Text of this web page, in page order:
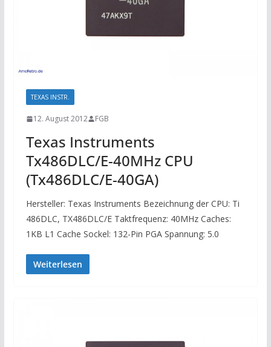
TEXAS INSTR.
12. August 2012 FGB
Texas Instruments
Tx486DLC/E-40MHz CPU
(Tx486DLC/E-40GA)
Hersteller: Texas Instruments Bezeichnung der CPU: Ti
486DLC, TX486DLC/E Taktfrequenz: 40MHz Caches:
1KB L1 Cache Sockel: 132-Pin PGA Spannung: 5.0
Weiterlesen